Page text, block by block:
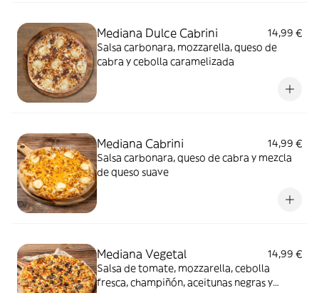
Mediana Dulce Cabrini
14,99 €
Salsa carbonara, mozzarella, queso de
cabra y cebolla caramelizada
Mediana Cabrini
14,99 €
Salsa carbonara, queso de cabra y mezcla
de queso suave
Mediana Vegetal
14,99 €
Salsa de tomate, mozzarella, cebolla
fresca, champiñón, aceitunas negras y